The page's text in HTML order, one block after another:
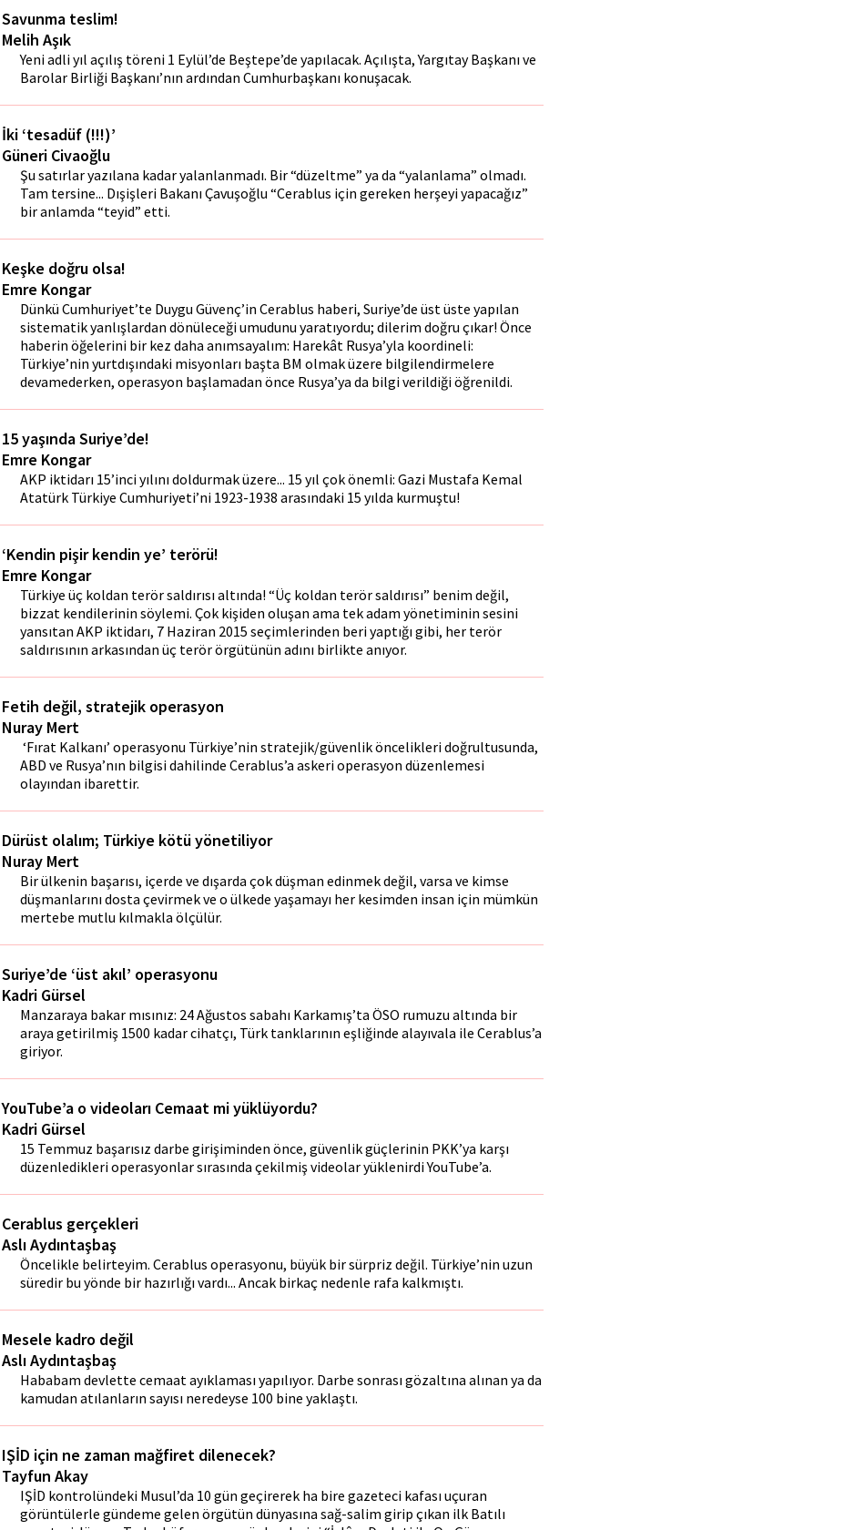
Savunma teslim!
Melih Aşık
Yeni adli yıl açılış töreni 1 Eylül’de Beştepe’de yapılacak. Açılışta, Yargıtay Başkanı ve
Barolar Birliği Başkanı’nın ardından Cumhurbaşkanı konuşacak.
İki ‘tesadüf (!!!)’
Güneri Civaoğlu
Şu satırlar yazılana kadar yalanlanmadı. Bir “düzeltme” ya da “yalanlama” olmadı.
Tam tersine... Dışişleri Bakanı Çavuşoğlu “Cerablus için gereken herşeyi yapacağız”
bir anlamda “teyid” etti.
Keşke doğru olsa!
Emre Kongar
Dünkü Cumhuriyet’te Duygu Güvenç’in Cerablus haberi, Suriye’de üst üste yapılan
sistematik yanlışlardan dönüleceği umudunu yaratıyordu; dilerim doğru çıkar! Önce
haberin öğelerini bir kez daha anımsayalım: Harekât Rusya’yla koordineli:
Türkiye’nin yurtdışındaki misyonları başta BM olmak üzere bilgilendirmelere
devamederken, operasyon başlamadan önce Rusya’ya da bilgi verildiği öğrenildi.
15 yaşında Suriye’de!
Emre Kongar
AKP iktidarı 15’inci yılını doldurmak üzere... 15 yıl çok önemli: Gazi Mustafa Kemal
Atatürk Türkiye Cumhuriyeti’ni 1923-1938 arasındaki 15 yılda kurmuştu!
‘Kendin pişir kendin ye’ terörü!
Emre Kongar
Türkiye üç koldan terör saldırısı altında! “Üç koldan terör saldırısı” benim değil,
bizzat kendilerinin söylemi. Çok kişiden oluşan ama tek adam yönetiminin sesini
yansıtan AKP iktidarı, 7 Haziran 2015 seçimlerinden beri yaptığı gibi, her terör
saldırısının arkasından üç terör örgütünün adını birlikte anıyor.
Fetih değil, stratejik operasyon
Nuray Mert
‘Fırat Kalkanı’ operasyonu Türkiye’nin stratejik/güvenlik öncelikleri doğrultusunda,
ABD ve Rusya’nın bilgisi dahilinde Cerablus’a askeri operasyon düzenlemesi
olayından ibarettir.
Dürüst olalım; Türkiye kötü yönetiliyor
Nuray Mert
Bir ülkenin başarısı, içerde ve dışarda çok düşman edinmek değil, varsa ve kimse
düşmanlarını dosta çevirmek ve o ülkede yaşamayı her kesimden insan için mümkün
mertebe mutlu kılmakla ölçülür.
Suriye’de ‘üst akıl’ operasyonu
Kadri Gürsel
Manzaraya bakar mısınız: 24 Ağustos sabahı Karkamış’ta ÖSO rumuzu altında bir
araya getirilmiş 1500 kadar cihatçı, Türk tanklarının eşliğinde alayıvala ile Cerablus’a
giriyor.
YouTube’a o videoları Cemaat mi yüklüyordu?
Kadri Gürsel
15 Temmuz başarısız darbe girişiminden önce, güvenlik güçlerinin PKK’ya karşı
düzenledikleri operasyonlar sırasında çekilmiş videolar yüklenirdi YouTube’a.
Cerablus gerçekleri
Aslı Aydıntaşbaş
Öncelikle belirteyim. Cerablus operasyonu, büyük bir sürpriz değil. Türkiye’nin uzun
süredir bu yönde bir hazırlığı vardı... Ancak birkaç nedenle rafa kalkmıştı.
Mesele kadro değil
Aslı Aydıntaşbaş
Hababam devlette cemaat ayıklaması yapılıyor. Darbe sonrası gözaltına alınan ya da
kamudan atılanların sayısı neredeyse 100 bine yaklaştı.
IŞİD için ne zaman mağfiret dilenecek?
Tayfun Akay
IŞİD kontrolündeki Musul’da 10 gün geçirerek ha bire gazeteci kafası uçuran
görüntülerle gündeme gelen örgütün dünyasına sağ-salim girip çıkan ilk Batılı